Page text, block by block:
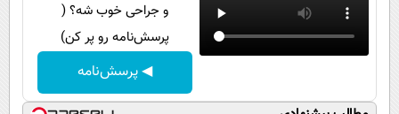
و جراحی خوب شه؟ (
پرسش‌نامه رو پر کن)
◀ پرسش‌نامه